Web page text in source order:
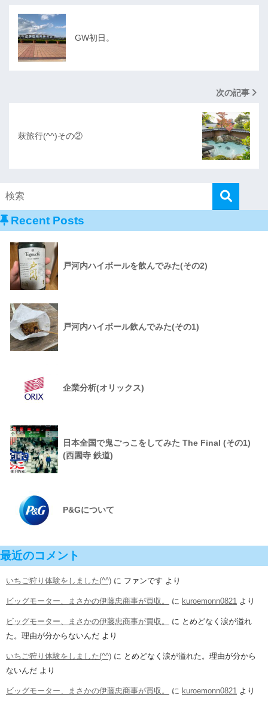
GW初日。
次の記事
萩旅行(^^)その②
Recent Posts
戸河内ハイボールを飲んでみた(その2)
戸河内ハイボール飲んでみた(その1)
企業分析(オリックス)
日本全国で鬼ごっこをしてみた The Final (その1)
(西園寺 鉄道)
P&Gについて
最近のコメント
いちご狩り体験をしました(^^) に ファンです より
ビッグモーター、まさかの伊藤忠商事が買収。 に kuroemonn0821 より
ビッグモーター、まさかの伊藤忠商事が買収。 に とめどなく涙が溢れ
た。理由が分からないんだ より
いちご狩り体験をしました(^^) に とめどなく涙が溢れた。理由が分から
ないんだ より
ビッグモーター、まさかの伊藤忠商事が買収。 に kuroemonn0821 より